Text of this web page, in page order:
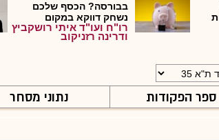
בבורסה? הכסף שלכם
נשחק דווקא במקום
שנחש...
רו"ח ועו"ד איתי רושקביץ
ודרינה רזניקוב
ספר הפקודות נתוני מסחר